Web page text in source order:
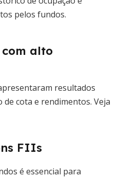
pelos fundos.
alto
resultados
cota e rendimentos. Veja
FIIs
é essencial para